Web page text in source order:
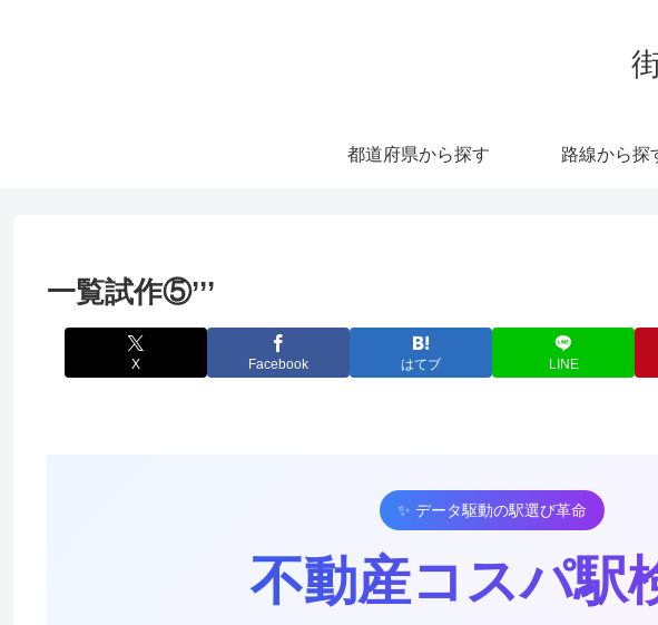
都道府県から探す 路線から探
一覧試作⑤’’’
X Facebook はてブ LINE
✨ データ駆動の駅選び革命
不動産コスパ駅